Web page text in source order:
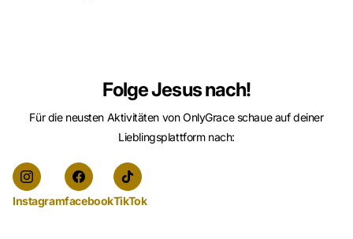
Folge Jesus nach!
Für die neusten Aktivitäten von OnlyGrace schaue auf deiner
Lieblingsplattform nach:
InstagramfacebookTikTok